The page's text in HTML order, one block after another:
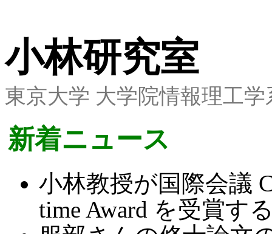
小林研究室
東京大学 大学院情報理工
新着ニュース
小林教授が国際会議
time Award を受賞す